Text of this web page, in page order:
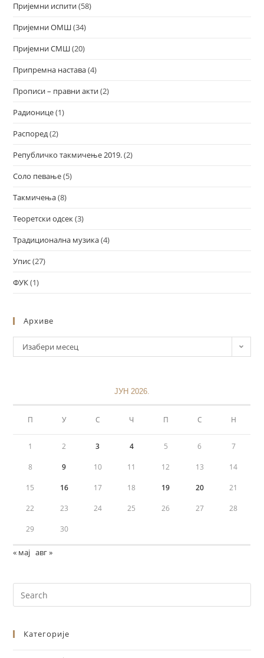
Пријемни испити(58)
Пријемни ОМШ(34)
Пријемни СМШ(20)
Припремна настава(4)
Прописи – правни акти(2)
Радионице(1)
Распоред(2)
Републичко такмичење 2019.(2)
Соло певање(5)
Такмичења(8)
Теоретски одсек(3)
Традиционална музика(4)
Упис(27)
ФУК(1)
Архиве
Изабери месец
ЈУН 2026.
П У С Ч П С Н
1 2 3 4 5 6 7
8 9 10 11 12 13 14
15 16 17 18 19 20 21
22 23 24 25 26 27 28
29 30
« мај авг »
Категорије